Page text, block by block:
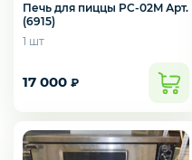
Печь для пиццы PC-02M Арт.
(6915)
1 шт
17 000 ₽